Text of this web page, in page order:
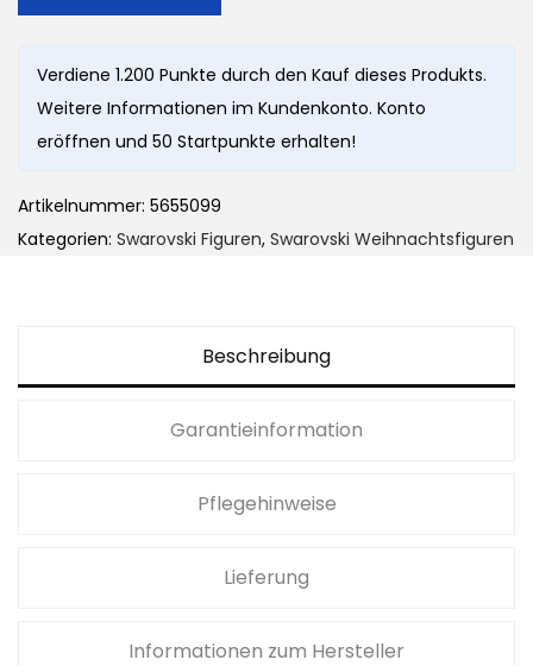
Verdiene 1.200 Punkte durch den Kauf dieses Produkts.
Weitere Informationen im Kundenkonto. Konto
eröffnen und 50 Startpunkte erhalten!
Artikelnummer: 5655099
Kategorien: Swarovski Figuren, Swarovski Weihnachtsfiguren
Beschreibung
Garantieinformation
Pflegehinweise
Lieferung
Informationen zum Hersteller